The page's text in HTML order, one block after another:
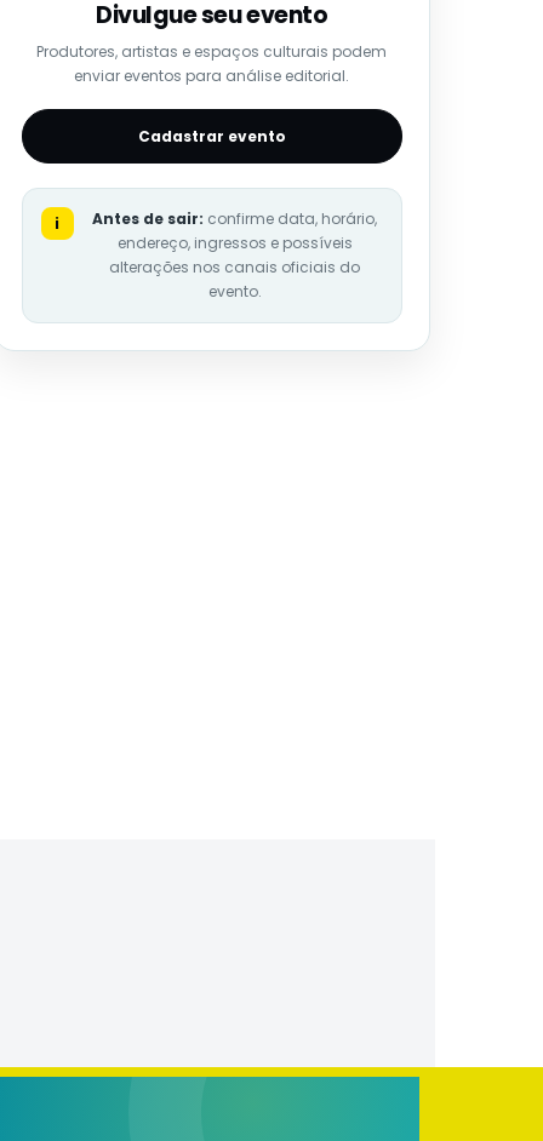
Divulgue seu evento
Produtores, artistas e espaços culturais podem
enviar eventos para análise editorial.
Cadastrar evento
i Antes de sair: confirme data, horário,
endereço, ingressos e possíveis
alterações nos canais oficiais do
evento.